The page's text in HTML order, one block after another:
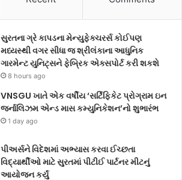
સુરતના ગ્રે કાપડના મેન્યુફેક્ચરર્સ કોઈપણ
મધ્યસ્થી વગર સીધા જ શ્રીલંકાના આધુનિક
ગારમેન્ટ યુનિટ્સને ફેબ્રિક એક્સપોર્ટ કરી શકશે
8 hours ago
VNSGU ખાતે એક વર્ષીય ‘સર્ટિફિકેટ પ્રોગ્રામ ઇન
જર્નાલિઝમ એન્ડ માસ કમ્યુનિકેશન’નો શુભારંભ
1 day ago
પીઅર્સને વિદેશમાં અભ્યાસ કરવા ઈચ્છતા
વિદ્યાર્થીઓ માટે સુરતમાં પીટીઈ પાર્ટનર મીટનું
આયોજન કર્યું